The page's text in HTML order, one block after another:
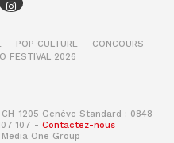
POP CULTURE
CONCOURS
FESTIVAL 2026
1205 Genève Standard : 0848
107 - Contactez-nous
One Group